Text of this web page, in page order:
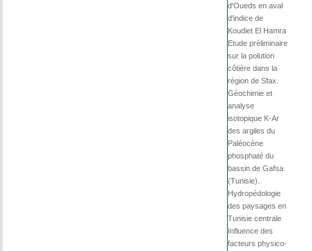
d'Oueds en aval
d'indice de
Koudiet El Hamra
Etude préliminaire
sur la polution
côtière dans la
région de Sfax.
Géochimie et
analyse
isotopique K-Ar
des argiles du
Paléocène
phosphaté du
bassin de Gafsa
(Tunisie).
Hydropédologie
des paysages en
Tunisie centrale
Influence des
facteurs physico-